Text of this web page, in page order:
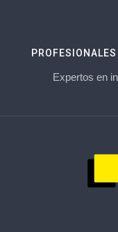
Expertos en